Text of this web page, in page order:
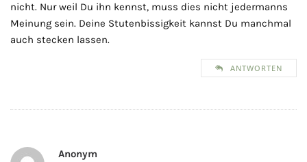
nicht. Nur weil Du ihn kennst, muss dies nicht jedermanns
Meinung sein. Deine Stutenbissigkeit kannst Du manchmal
auch stecken lassen.
ANTWORTEN
Anonym